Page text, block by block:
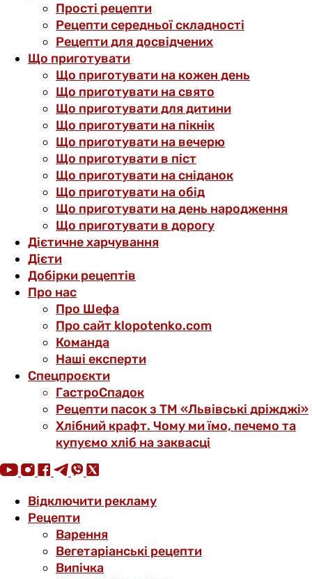
Прості рецепти
Рецепти середньої складності
Рецепти для досвідчених
Що приготувати
Що приготувати на кожен день
Що приготувати на свято
Що приготувати для дитини
Що приготувати на пікнік
Що приготувати на вечерю
Що приготувати в піст
Що приготувати на сніданок
Що приготувати на обід
Що приготувати на день народження
Що приготувати в дорогу
Дієтичне харчування
Дієти
Добірки рецептів
Про нас
Про Шефа
Про сайт klopotenko.com
Команда
Наші експерти
Спецпроєкти
ГастроСпадок
Рецепти пасок з ТМ «Львівські дріжджі»
Хлібний крафт. Чому ми їмо, печемо та
купуємо хліб на заквасці
Відключити рекламу
Рецепти
Варення
Вегетаріанські рецепти
Випічка